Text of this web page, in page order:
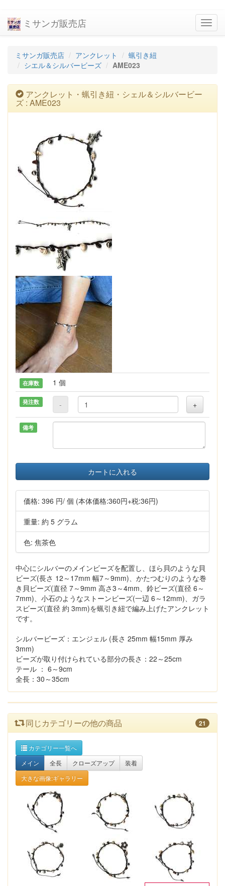
ミサンガ販売店
ミサンガ販売店 アンクレット
蝋引き紐
シエル＆シルバービーズ
AME023
アンクレット・蝋引き紐・シェル＆シルバービー
ズ : AME023
在庫数 1 個
発注数 - +
備考
カートに入れる
価格: 396 円/ 個 (本体価格:360円+税:36円)
重量: 約 5 グラム
色: 焦茶色
中心にシルバーのメインビーズを配置し、ほら貝のような貝
ビーズ(長さ 12～17mm 幅7～9mm)、かたつむりのような巻
き貝ビーズ(直径 7～9mm 高さ3～4mm、鈴ビーズ(直径 6～
7mm)、小石のようなストーンビーズ(一辺 6～12mm)、ガラ
スビーズ(直径 約 3mm)を蝋引き紐で編み上げたアンクレット
です。
シルバービーズ：エンジェル (長さ 25mm 幅15mm 厚み
3mm)
ビーズが取り付けられている部分の長さ：22～25cm
テール ： 6～9cm
全長：30～35cm
同じカテゴリーの他の商品 21
カテゴリー一覧へ
メイン
全長 クローズアップ
装着
大きな画像:ギャラリー